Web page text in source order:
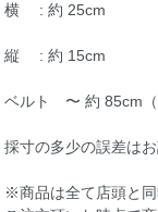
横 : 約 25cm
縦 : 約 15cm
ベルト 〜 約 85cm（
採寸の多少の誤差はお
※商品は全て店頭と同